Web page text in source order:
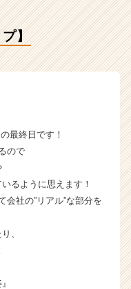
】
最終日です！
ので
るように思えます！
社の”リアル”な部分を
、